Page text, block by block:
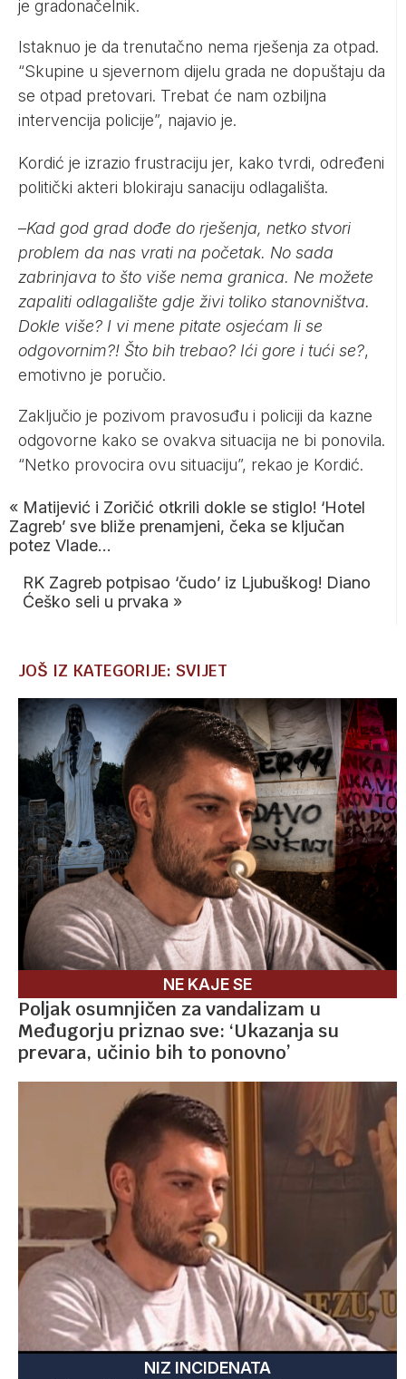
je gradonačelnik.
Istaknuo je da trenutačno nema rješenja za otpad.
“Skupine u sjevernom dijelu grada ne dopuštaju da
se otpad pretovari. Trebat će nam ozbiljna
intervencija policije”, najavio je.
Kordić je izrazio frustraciju jer, kako tvrdi, određeni
politički akteri blokiraju sanaciju odlagališta.
–Kad god grad dođe do rješenja, netko stvori
problem da nas vrati na početak. No sada
zabrinjava to što više nema granica. Ne možete
zapaliti odlagalište gdje živi toliko stanovništva.
Dokle više? I vi mene pitate osjećam li se
odgovornim?! Što bih trebao? Ići gore i tući se?,
emotivno je poručio.
Zaključio je pozivom pravosuđu i policiji da kazne
odgovorne kako se ovakva situacija ne bi ponovila.
“Netko provocira ovu situaciju”, rekao je Kordić.
« Matijević i Zoričić otkrili dokle se stiglo! ‘Hotel
Zagreb’ sve bliže prenamjeni, čeka se ključan
potez Vlade…
RK Zagreb potpisao ‘čudo’ iz Ljubuškog! Diano
Ćeško seli u prvaka »
JOŠ IZ KATEGORIJE: SVIJET
NE KAJE SE
Poljak osumnjičen za vandalizam u
Međugorju priznao sve: ‘Ukazanja su
prevara, učinio bih to ponovno’
NIZ INCIDENATA